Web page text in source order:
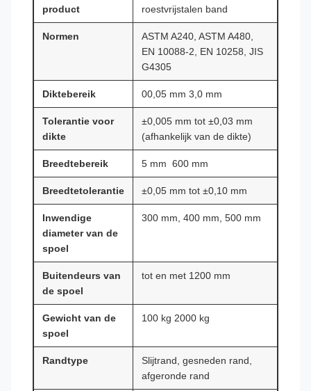
product
roestvrijstalen band
Normen
ASTM A240, ASTM A480,
EN 10088-2, EN 10258, JIS
G4305
Diktebereik 00,05 mm 3,0 mm
Tolerantie voor
dikte
±0,005 mm tot ±0,03 mm
(afhankelijk van de dikte)
Breedtebereik 5 mm ️ 600 mm
Breedtetolerantie ±0,05 mm tot ±0,10 mm
Inwendige
diameter van de
spoel
300 mm, 400 mm, 500 mm
Buitendeurs van
de spoel
tot en met 1200 mm
Gewicht van de
spoel
100 kg 2000 kg
Randtype
Slijtrand, gesneden rand,
afgeronde rand